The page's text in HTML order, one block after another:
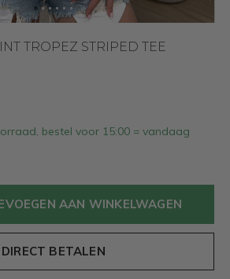
TROPEZ STRIPED TEE
bestel voor 15:00 = vandaag
AAN WINKELWAGEN
DIRECT BETALEN